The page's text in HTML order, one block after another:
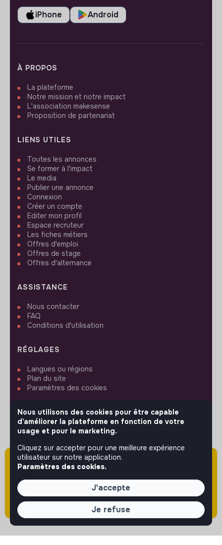
Attention cette annonce a été publiée il y a
plus de 60 jours (le 31/03/2026) et est sans
doute expirée ou non mise à jour.
iPhone Android
À PROPOS
La plateforme
Notre mission et notre impact
L'association makesense
Proposition de partenariat
LIENS UTILES
Toutes les annonces
Se former à l'impact
Le media
Publier une annonce
Connexion
Créer un compte
Editer mon profil
Espace recruteur
Les fiches métiers
Offres d'emploi
Offres de stage
Offres d'alternance
ASSISTANCE
Nous contacter
FAQ
Conditions d'utilisation
RÉGLAGES
Langues ou régions
Plan du site
Paramètres des cookies
© 2026 jobs that makesense.
Nous utilisons des cookies pour être capable
d'améliorer la plateforme en fonction de votre
usage et pour le marketing.
Cliquez sur accepter pour une meilleure expérience
utilisateur sur notre application.
Paramètres des cookies.
J'accepte
Je refuse